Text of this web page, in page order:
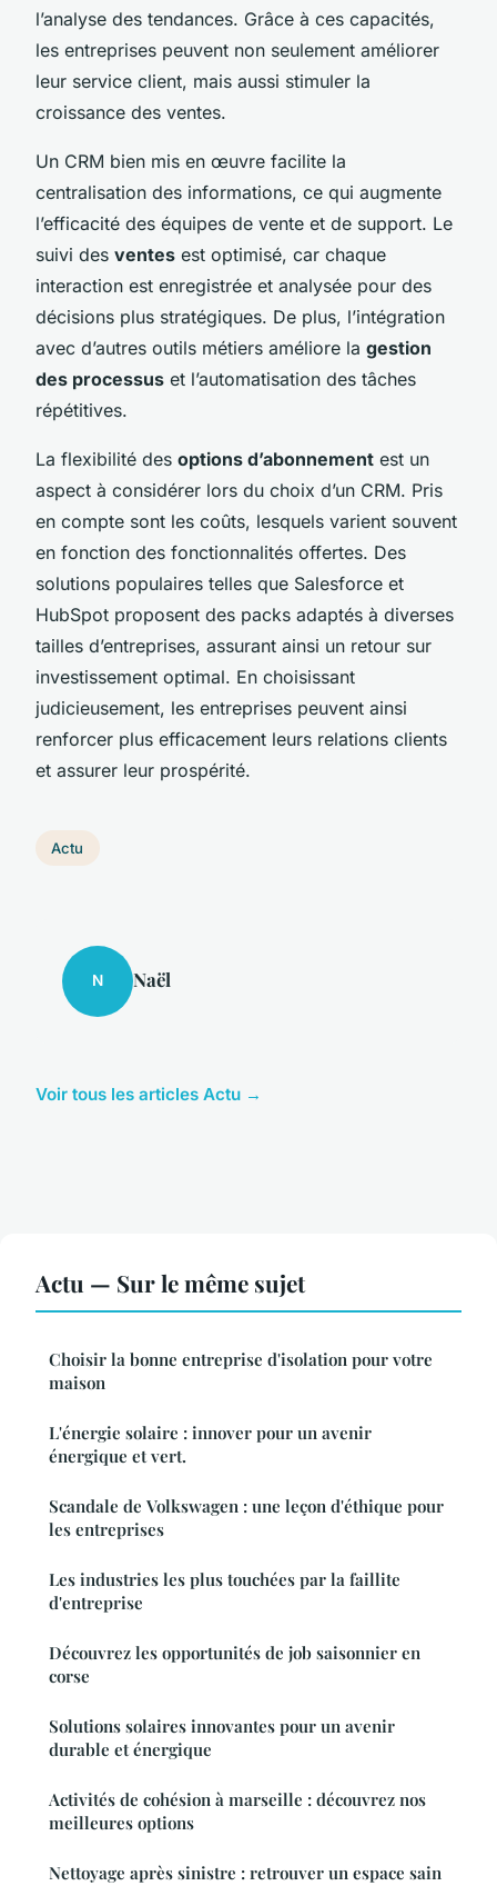
l’analyse des tendances. Grâce à ces capacités,
les entreprises peuvent non seulement améliorer
leur service client, mais aussi stimuler la
croissance des ventes.
Un CRM bien mis en œuvre facilite la
centralisation des informations, ce qui augmente
l’efficacité des équipes de vente et de support. Le
suivi des ventes est optimisé, car chaque
interaction est enregistrée et analysée pour des
décisions plus stratégiques. De plus, l’intégration
avec d’autres outils métiers améliore la gestion
des processus et l’automatisation des tâches
répétitives.
La flexibilité des options d’abonnement est un
aspect à considérer lors du choix d’un CRM. Pris
en compte sont les coûts, lesquels varient souvent
en fonction des fonctionnalités offertes. Des
solutions populaires telles que Salesforce et
HubSpot proposent des packs adaptés à diverses
tailles d’entreprises, assurant ainsi un retour sur
investissement optimal. En choisissant
judicieusement, les entreprises peuvent ainsi
renforcer plus efficacement leurs relations clients
et assurer leur prospérité.
Actu
N Naël
Voir tous les articles Actu →
Actu — Sur le même sujet
Choisir la bonne entreprise d'isolation pour votre
maison
L'énergie solaire : innover pour un avenir
énergique et vert.
Scandale de Volkswagen : une leçon d'éthique pour
les entreprises
Les industries les plus touchées par la faillite
d'entreprise
Découvrez les opportunités de job saisonnier en
corse
Solutions solaires innovantes pour un avenir
durable et énergique
Activités de cohésion à marseille : découvrez nos
meilleures options
Nettoyage après sinistre : retrouver un espace sain